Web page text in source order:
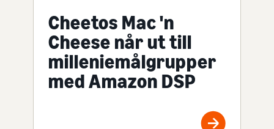
Cheetos Mac 'n
Cheese når ut till
milleniemålgrupper
med Amazon DSP